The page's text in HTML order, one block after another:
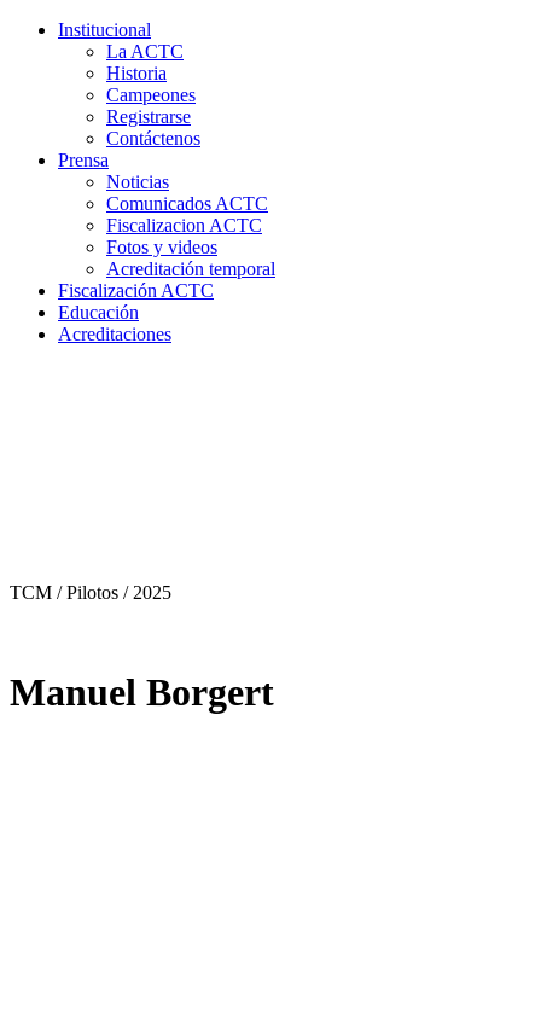
Institucional
La ACTC
Historia
Campeones
Registrarse
Contáctenos
Prensa
Noticias
Comunicados ACTC
Fiscalizacion ACTC
Fotos y videos
Acreditación temporal
Fiscalización ACTC
Educación
Acreditaciones
TCM / Pilotos / 2025
Manuel Borgert